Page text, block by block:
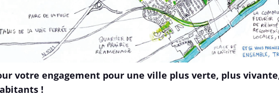
votre engagement pour une ville plus verte, plus
!